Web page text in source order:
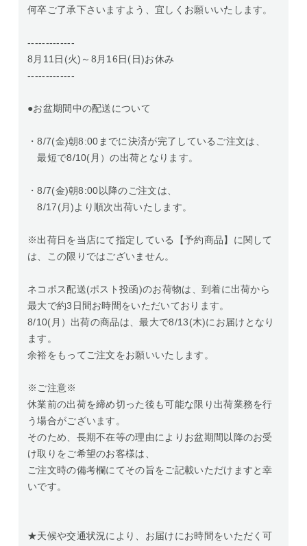
何卒ご了承下さいますよう、宜しくお願いいたします。
-------------
8月11日(火)～8月16日(日)お休み
-------------
●お盆期間中の配送について
・8/7(金)朝8:00までに決済が完了しているご注文は、
最短で8/10(月）の出荷となります。
・8/7(金)朝8:00以降のご注文は、
8/17(月)より順次出荷いたします。
※出荷日を当店にて指定している【予約商品】に関して
は、この限りではございません。
ネコポス配送(ポスト投函)のお荷物は、到着に出荷から
最大で約3日間お時間をいただいております。
8/10(月）出荷の商品は、最大で8/13(木)にお届けとなり
ます。
余裕をもってご注文をお願いいたします。
※ご注意※
休業前の出荷を締め切った後も可能な限り出荷業務を行
う場合がございます。
そのため、長期不在等の理由によりお盆期間以降のお受
け取りをご希望のお客様は、
ご注文時の備考欄にてその旨をご記載いただけますと幸
いです。
★天候や交通状況により、お届けにお時間をいただく可